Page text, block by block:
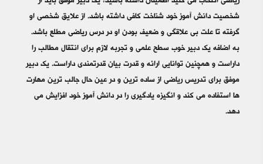
شخصیت دانش آموز خود شناخت کافی داشته باشد. از علایق شخصی او
گرفته تا علت بی علاقگی و ضعیف بودن او در درس ریاضی مطلع باشد.
به اضافه یک دبیر خوب سطح علمی و تجربه لازم برای انتقال مطالب را
داراست و همچنین توانایی ارائه و قدرت بیان قدرتمندی داراست. یک دبیر
موفق برای تدریس ریاضی از ساده ترین و در عین حال جالب ترین مهارت
ها استفاده می کند و انگیزه یادگیری را در دانش آموز خود افزایش می
دهد.